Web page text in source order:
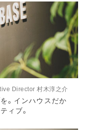
Director 村木淳之介
。インハウスだか
ィブ。